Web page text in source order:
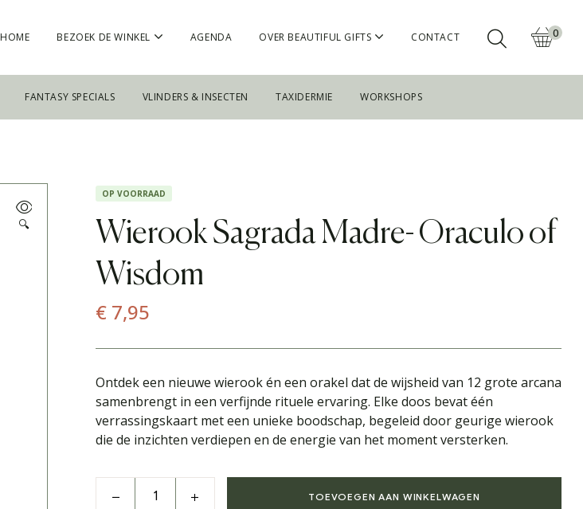
HOME BEZOEK DE WINKEL AGENDA OVER BEAUTIFUL GIFTS CONTACT 0
FANTASY SPECIALS VLINDERS & INSECTEN TAXIDERMIE WORKSHOPS
🔍
OP VOORRAAD
Wierook Sagrada Madre- Oraculo of
Wisdom
€ 7,95
Ontdek een nieuwe wierook én een orakel dat de wijsheid van 12 grote arcana
samenbrengt in een verfijnde rituele ervaring. Elke doos bevat één
verrassingskaart met een unieke boodschap, begeleid door geurige wierook
die de inzichten verdiepen en de energie van het moment versterken.
TOEVOEGEN AAN WINKELWAGEN